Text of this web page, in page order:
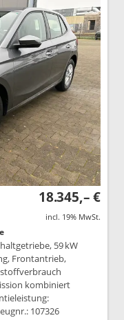
18.345,– €
incl. 19% MwSt.
59 kW
Frontantrieb,
kombiniert
107326